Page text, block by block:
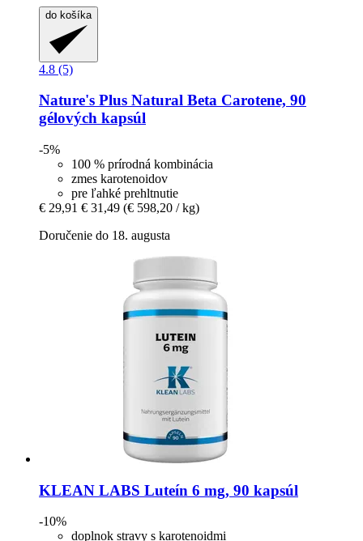
do košíka
4.8 (5)
Nature's Plus Natural Beta Carotene, 90
gélových kapsúl
-5%
100 % prírodná kombinácia
zmes karotenoidov
pre ľahké prehltnutie
€ 29,91 € 31,49 (€ 598,20 / kg)
Doručenie do 18. augusta
KLEAN LABS Luteín 6 mg, 90 kapsúl
-10%
doplnok stravy s karotenoidmi